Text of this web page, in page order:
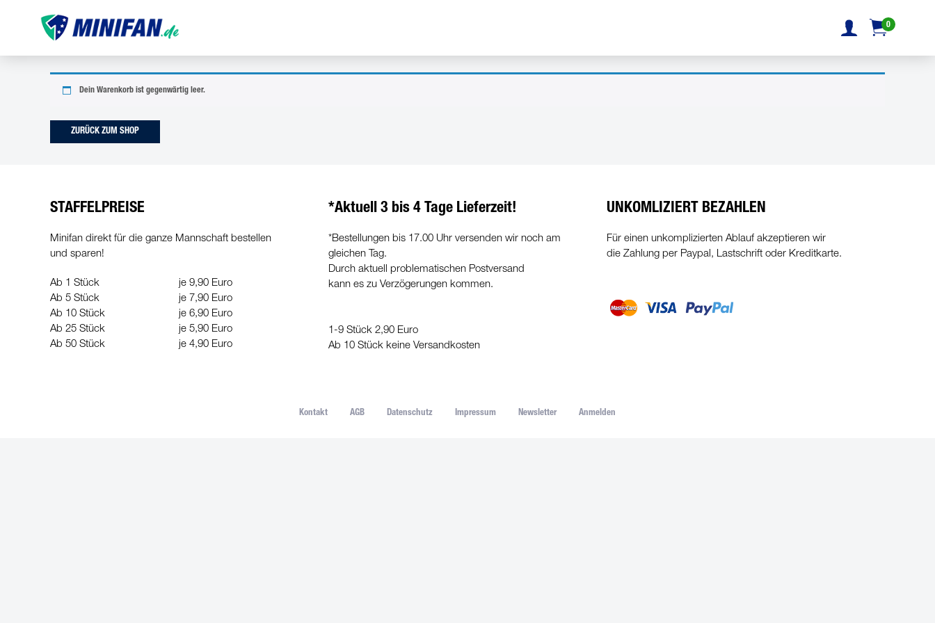
0
Dein Warenkorb ist gegenwärtig leer.
ZURÜCK ZUM SHOP
STAFFELPREISE
Minifan direkt für die ganze Mannschaft bestellen
und sparen!
Ab 1 Stück
je 9,90 Euro
Ab 5 Stück
je 7,90 Euro
Ab 10 Stück
je 6,90 Euro
Ab 25 Stück
je 5,90 Euro
Ab 50 Stück
je 4,90 Euro
*Aktuell 3 bis 4 Tage Lieferzeit!
*Bestellungen bis 17.00 Uhr versenden wir noch am
gleichen Tag.
Durch aktuell problematischen Postversand
kann es zu Verzögerungen kommen.
1-9 Stück 2,90 Euro
Ab 10 Stück keine Versandkosten
UNKOMLIZIERT BEZAHLEN
Für einen unkomplizierten Ablauf akzeptieren wir
die Zahlung per Paypal, Lastschrift oder Kreditkarte.
Kontakt AGB Datenschutz Impressum Newsletter Anmelden